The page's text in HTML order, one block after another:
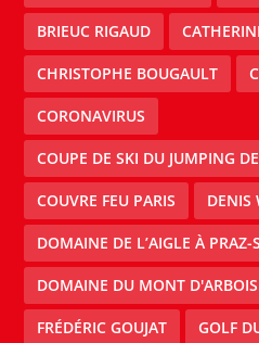
BRIEUC RIGAUD
CHRISTOPHE BOUGAULT
CORONAVIRUS
COUPE DE SKI DU JUMPING
COUVRE FEU PARIS DENIS
DOMAINE DE L’AIGLE À PRAZ-
DOMAINE DU MONT
FRÉDÉRIC GOUJAT GOLF